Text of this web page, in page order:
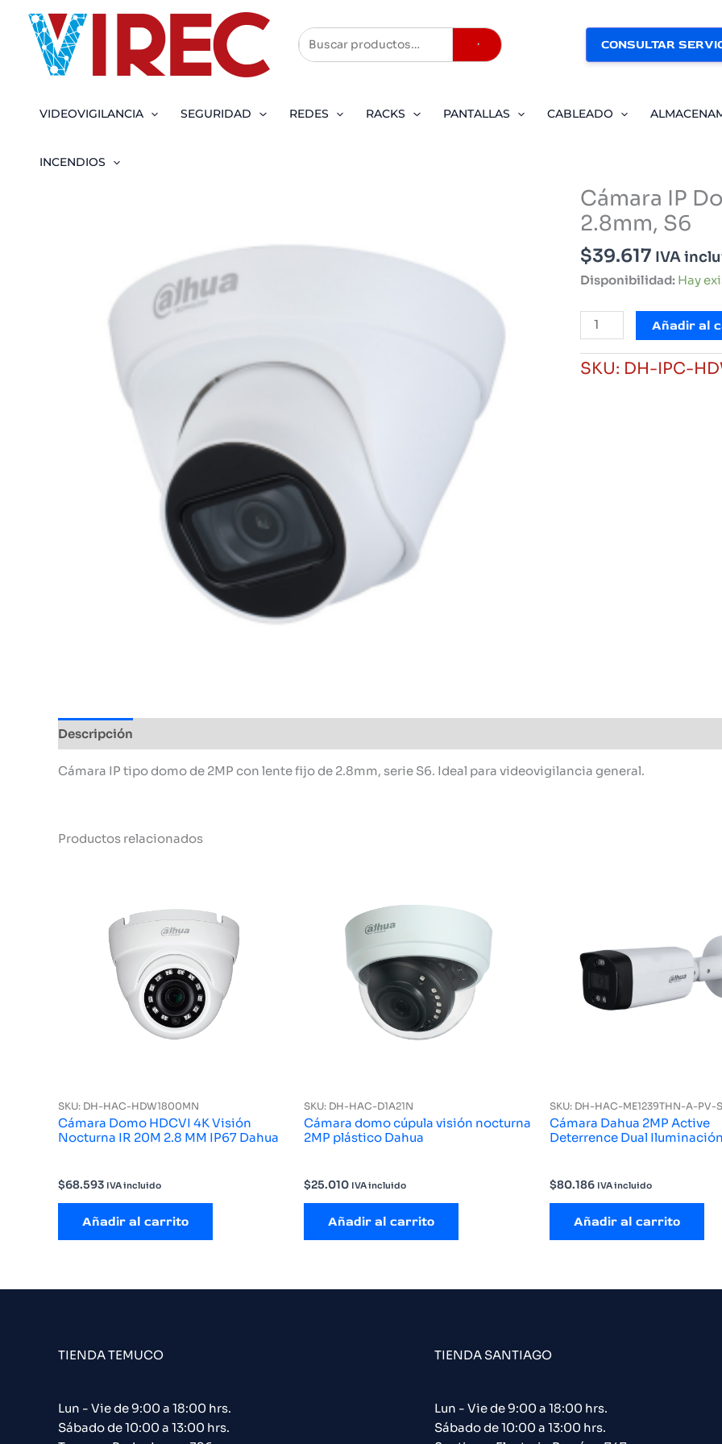
contenido
Buscar CONSULTAR
VIDEOVIGILANCIA SEGURIDAD REDES RACKS PANTALLAS CABLEADO
INCENDIOS
Cámara IP
2.8mm, S6
$39.617 IVA
Disponibilidad: Hay
Cámara
IP
Domo
Dahua
Añadir al
SKU: DH-IPC-
Descripción
Cámara IP tipo domo de 2MP con lente fijo de 2.8mm, serie S6. Ideal para videovigilancia general.
Productos relacionados
SKU: DH-HAC-HDW1800MN
Cámara Domo HDCVI 4K Visión
Nocturna IR 20M 2.8 MM IP67 Dahua
$68.593 IVA incluido
Añadir al carrito
SKU: DH-HAC-D1A21N
Cámara domo cúpula visión nocturna
2MP plástico Dahua
$25.010 IVA incluido
Añadir al carrito
SKU: DH-HAC-ME1239THN-A-PV-
Cámara Dahua 2MP Active
Deterrence Dual Iluminación
$80.186 IVA incluido
Añadir al carrito
TIENDA TEMUCO
Lun - Vie de 9:00 a 18:00 hrs.
Sábado de 10:00 a 13:00 hrs.
TIENDA SANTIAGO
Lun - Vie de 9:00 a 18:00 hrs.
Sábado de 10:00 a 13:00 hrs.